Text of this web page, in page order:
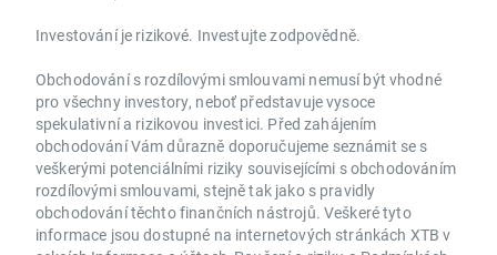
Investování je rizikové. Investujte zodpovědně.
Obchodování s rozdílovými smlouvami nemusí být vhodné
pro všechny investory, neboť představuje vysoce
spekulativní a rizikovou investici. Před zahájením
obchodování Vám důrazně doporučujeme seznámit se s
veškerými potenciálními riziky souvisejícími s obchodováním
rozdílovými smlouvami, stejně tak jako s pravidly
obchodování těchto finančních nástrojů. Veškeré tyto
informace jsou dostupné na internetových stránkách XTB v